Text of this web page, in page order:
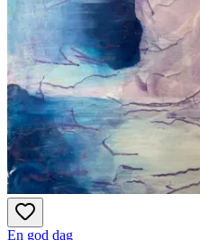
En god dag